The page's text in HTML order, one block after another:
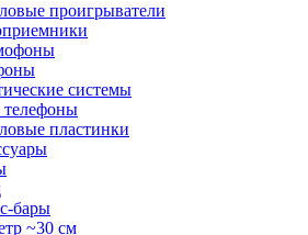
проигрыватели
системы
телефоны
пластинки
бары
~30 см